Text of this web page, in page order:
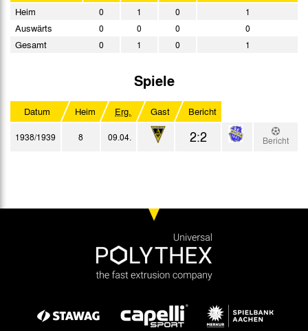
Heim
0 1 0 1
Auswärts 0 0 0 0
Gesamt 0 1 0 1
Spiele
Datum Heim Erg. Gast Bericht
1938/1939 8 09.04. 2:2 Bericht